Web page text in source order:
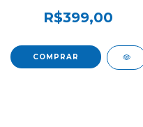
WHITE
R$399,00